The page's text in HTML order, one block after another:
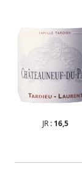
JR : 16,5